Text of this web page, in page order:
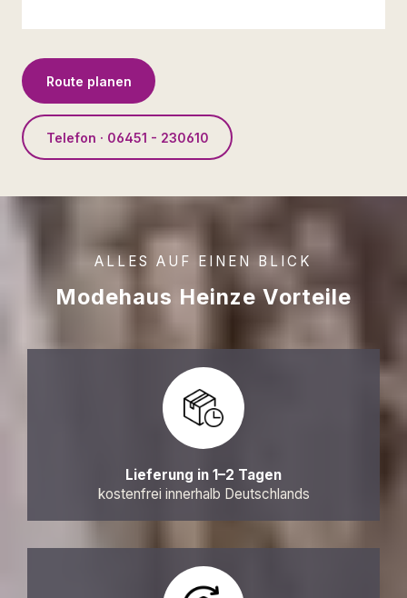
Route planen
Telefon · 06451 - 230610
ALLES AUF EINEN BLICK
Modehaus Heinze Vorteile
Lieferung in 1–2 Tagen
kostenfrei innerhalb Deutschlands